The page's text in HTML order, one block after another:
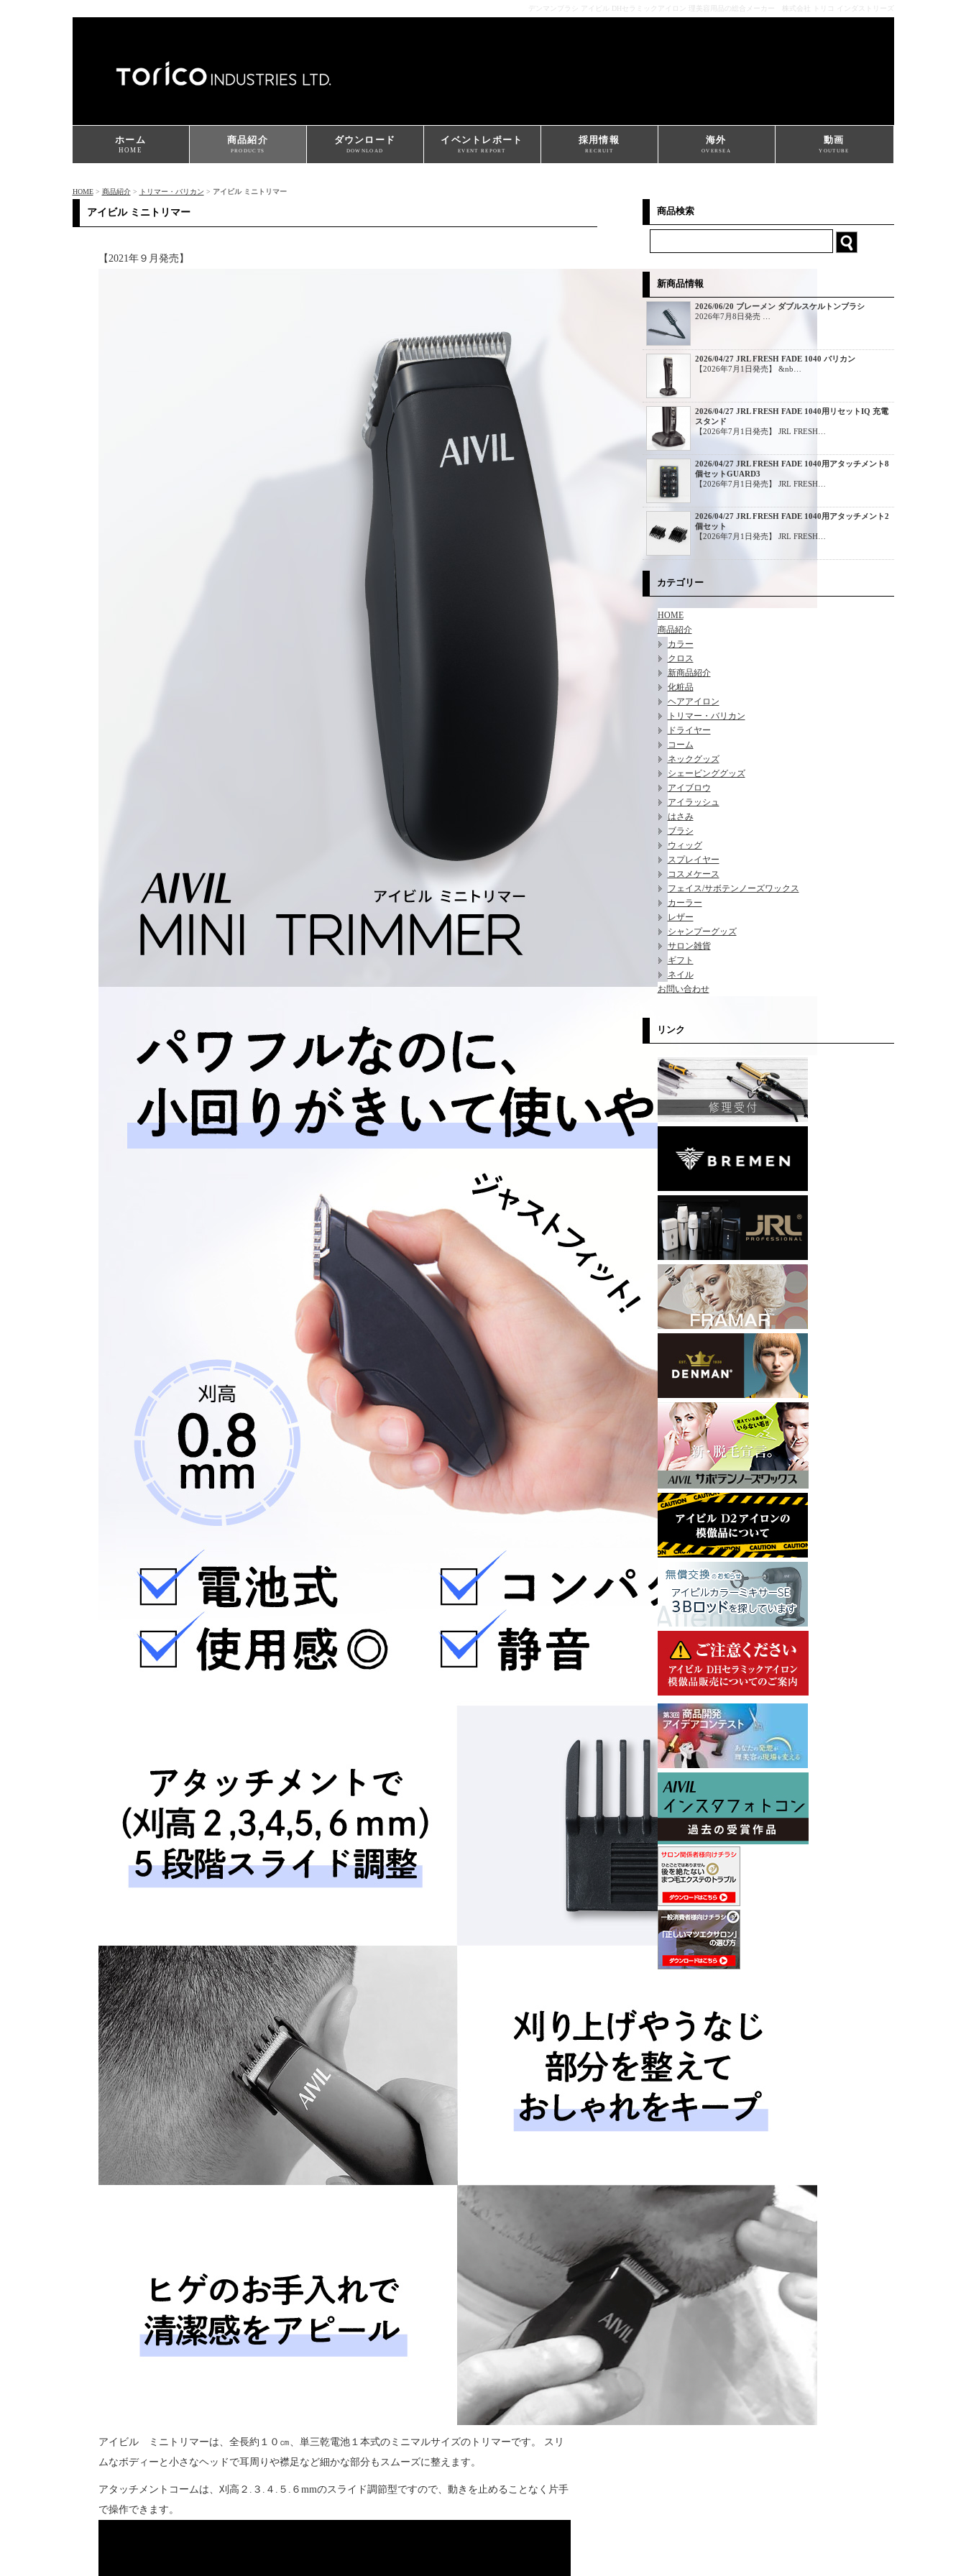
デンマンブラシ アイビル DHセラミックアイロン 理美容用品の総合メーカー 株式会社 トリコ インダストリーズ
ホーム
HOME
商品紹介
PRODUCTS
ダウンロード
DOWNLOAD
イベントレポート
EVENT REPORT
採用情報
RECRUIT
海外
OVERSEA
動画
YOUTUBE
HOME> 商品紹介> トリマー・バリカン > アイビル ミニトリマー
アイビル ミニトリマー
【2021年９月発売】
アイビル ミニトリマーは、全長約１０㎝、 単三乾電池１本式のミニマルサイズのトリマーです。 スリ
ムなボディーと小さなヘッドで耳周りや襟足など細かな部分も スムーズに整えます。
アタッチメントコームは、刈高２.３.４.５.６mmのスライド調節型ですので、 動きを止めることなく片手
で操作できます。
商品検索
新商品情報
2026/06/20 ブレーメン ダブルスケルトンブラシ
2026年7月8日発売 …
2026/04/27 JRL FRESH FADE 1040 バリカン
【2026年7月1日発売】 &nb…
2026/04/27 JRL FRESH FADE 1040用リセットIQ 充電
スタンド
【2026年7月1日発売】 JRL FRESH…
2026/04/27 JRL FRESH FADE 1040用アタッチメント8
個セットGUARD3
【2026年7月1日発売】 JRL FRESH…
2026/04/27 JRL FRESH FADE 1040用アタッチメント2
個セット
【2026年7月1日発売】 JRL FRESH…
カテゴリー
HOME
商品紹介
カラー
クロス
新商品紹介
化粧品
ヘアアイロン
トリマー・バリカン
ドライヤー
コーム
ネックグッズ
シェービンググッズ
アイブロウ
アイラッシュ
はさみ
ブラシ
ウィッグ
スプレイヤー
コスメケース
フェイス/サボテンノーズワックス
カーラー
レザー
シャンプーグッズ
サロン雑貨
ギフト
ネイル
お問い合わせ
リンク